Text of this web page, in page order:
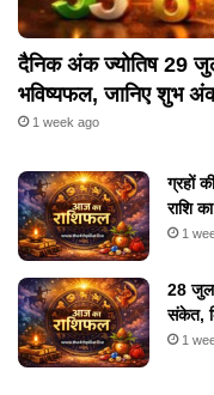
दैनिक अंक ज्योतिष 29
भविष्यफल, जानिए शुभ
1 week ago
ग्रहों
राशि
1
28
संकेत,
1